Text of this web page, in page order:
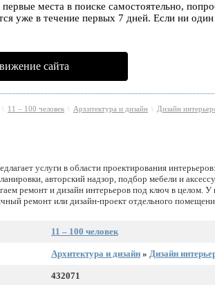
места в поиске самостоятельно,
уже в течение первых 7 дней. Если ни
сайта
\ 11 – 100 человек \ Архитектура и дизайн \ Дизайн
услуги в области проектирования
авторский надзор, подбор мебели и
ремонт и дизайн интерьеров под ключ в целом. У
ремонт или дизайн-проект отдельного
11 – 100 человек
Архитектура и дизайн » Дизайн
432071